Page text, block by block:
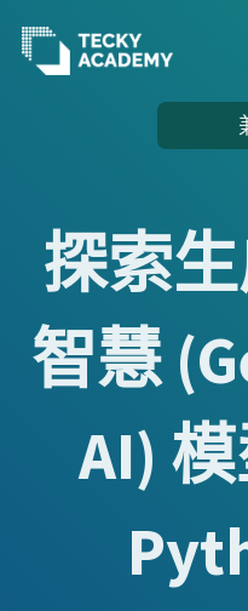
探索
智慧
AI)